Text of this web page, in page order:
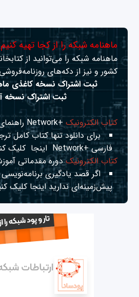
ماهنامه شبکه را از کجا تهیه
ماهنامه شبکه را می‌توانید از
کشور و نیز از دکه‌های
ثبت اشتراک نسخه کاغذی
ثبت اشتراک نسخه
کتاب الکترونیک+Network راهنمای شبکه‌ها
برای دانلود تنها کتاب کامل
فارسی +Network
اینجا کلیک
کتاب الکترونیکدوره مقدماتی
اگر قصد یادگیری
پیش‌زمینه‌ای نداریداینجا کلیک